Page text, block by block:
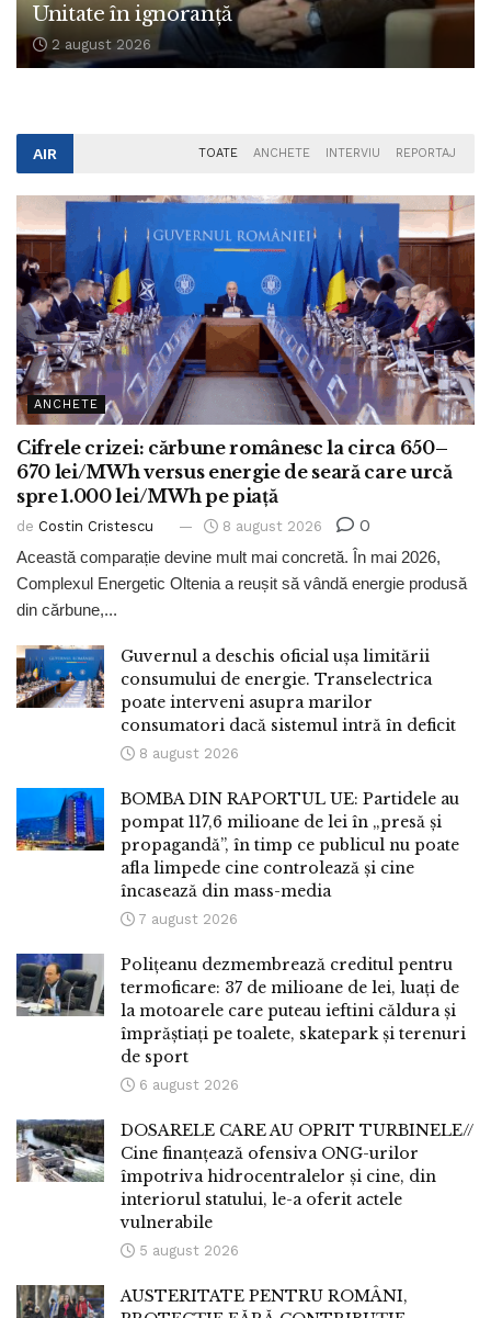
Unitate în ignoranță
2 august 2026
AIR TOATE ANCHETE INTERVIU REPORTAJ
ANCHETE
Cifrele crizei: cărbune românesc la circa 650–
670 lei/MWh versus energie de seară care urcă
spre 1.000 lei/MWh pe piață
de Costin Cristescu 8 august 2026 0
Această comparație devine mult mai concretă. În mai 2026,
Complexul Energetic Oltenia a reușit să vândă energie produsă
din cărbune,...
Guvernul a deschis oficial ușa limitării
consumului de energie. Transelectrica
poate interveni asupra marilor
consumatori dacă sistemul intră în deficit
8 august 2026
BOMBA DIN RAPORTUL UE: Partidele au
pompat 117,6 milioane de lei în „presă și
propagandă”, în timp ce publicul nu poate
afla limpede cine controlează și cine
încasează din mass-media
7 august 2026
Polițeanu dezmembrează creditul pentru
termoficare: 37 de milioane de lei, luați de
la motoarele care puteau ieftini căldura și
împrăștiați pe toalete, skatepark și terenuri
de sport
6 august 2026
DOSARELE CARE AU OPRIT TURBINELE//
Cine finanțează ofensiva ONG-urilor
împotriva hidrocentralelor și cine, din
interiorul statului, le-a oferit actele
vulnerabile
5 august 2026
AUSTERITATE PENTRU ROMÂNI,